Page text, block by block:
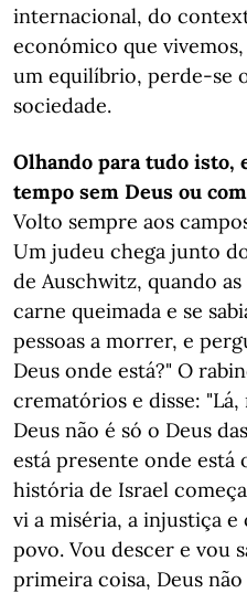
internacional, do
económico que
um equilíbrio, perde-se
sociedade.
Olhando para tudo isto,
tempo sem Deus ou
Volto sempre aos
Um judeu chega junto
de Auschwitz, quando
carne queimada e se
pessoas a morrer, e
Deus onde está?" O
crematórios e disse: "Lá,
Deus não é só o Deus
está presente onde está
história de Israel
vi a miséria, a injustiça
povo. Vou descer e vou
primeira coisa, Deus